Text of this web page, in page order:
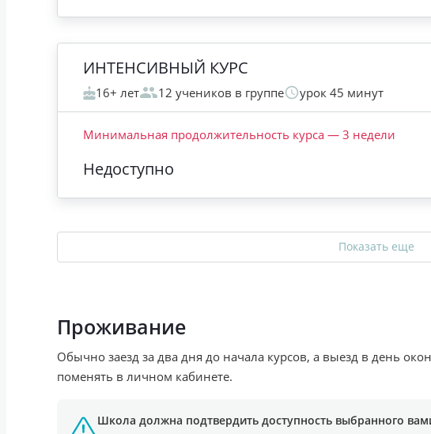
ИНТЕНСИВНЫЙ КУРС
16+ лет 12 учеников в группе урок 45 минут
Минимальная продолжительность курса — 3 недели
Недоступно
Показать еще
Проживание
Обычно заезд за два дня до начала курсов, а выезд в день
поменять в личном кабинете.
Школа должна подтвердить доступность выбранного